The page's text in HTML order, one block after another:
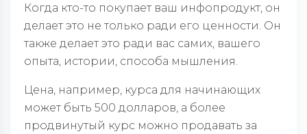
Когда кто-то покупает ваш инфопродукт, он
делает это не только ради его ценности. Он
также делает это ради вас самих, вашего
опыта, истории, способа мышления.
Цена, например, курса для начинающих
может быть 500 долларов, а более
продвинутый курс можно продавать за